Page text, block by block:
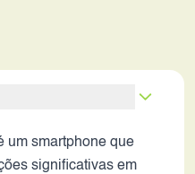
um smartphone que
significativas em